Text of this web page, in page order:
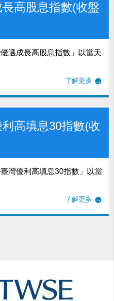
高股息指數(收盤
選成長高股息指數」以當天
了解更多
高填息30指數(收
灣優利高填息30指數」以當
了解更多